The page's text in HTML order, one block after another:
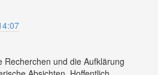
Recherchen und die Aufklärung